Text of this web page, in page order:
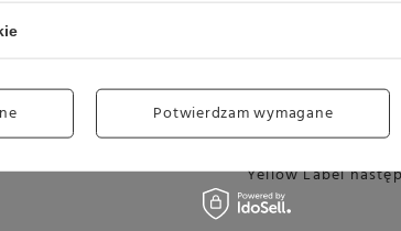
JAK
Przygotowując
odpowiednią
Yellow Label
Potwierdzam wymagane